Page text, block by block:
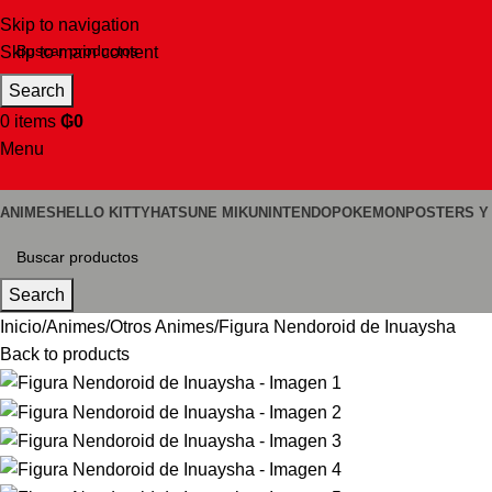
Skip to navigation
Skip to main content
Search
0 items ₲0
Menu
ANIMES HELLO KITTY HATSUNE MIKUNINTENDOPOKEMON POSTERS
Search
Inicio Animes Otros Animes Figura Nendoroid de Inuaysha
Back to products